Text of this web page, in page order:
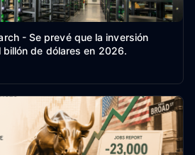
- Se prevé que la inversión
de dólares en 2026.